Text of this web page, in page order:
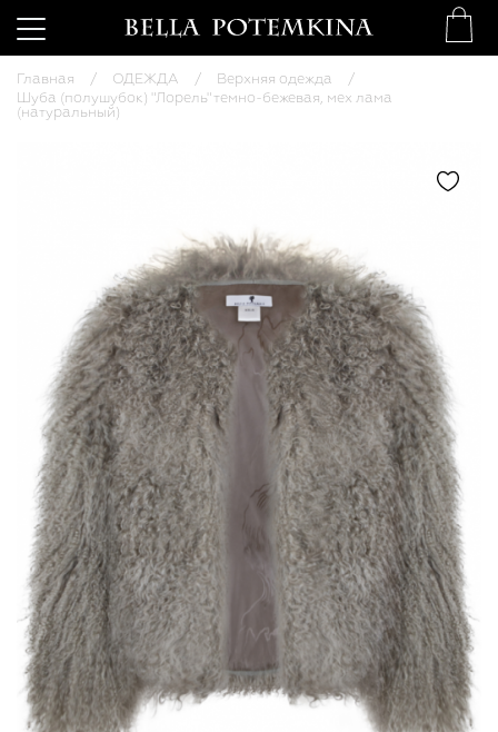
Главная ОДЕЖДА
Верхняя одежда
Шуба (полушубок) "Лорель" темно-бежевая, мех лама
(натуральный)